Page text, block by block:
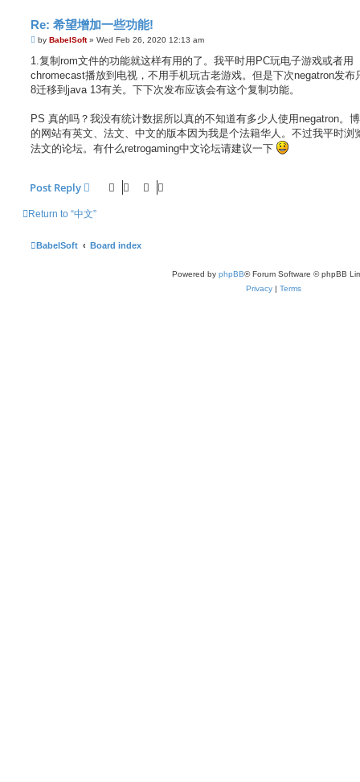
Re: 希望增加一些功能!
Pby BabelSoft» Wed Feb 26, 2020 12:13 am
1.复制rom文件的功能就这样有用的了。我平时用PC玩电子游戏或者用
chromecast播放到电视，不用手机玩古老游戏。但是下次negatron发布
8迁移到java 13有关。下下次发布应该会有这个复制功能。
PS 真的吗？我没有统计数据所以真的不知道有多少人使用negatron。
的网站有英文、法文、中文的版本因为我是个法籍华人。不过我平时浏
法文的论坛。有什么retrogaming中文论坛请建议一下
Post Reply
Return to “中文”
BabelSoft Board index
Powered by phpBB® Forum Software © phpBB
Privacy | Terms